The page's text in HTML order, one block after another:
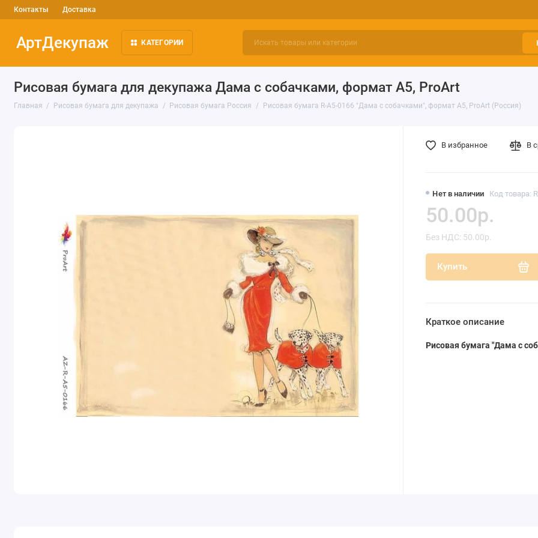
Контакты Доставка
АртДекупаж КАТЕГОРИИ
Рисовая бумага для декупажа Дама с собачками, формат А5, ProArt
Главная Рисовая бумага для декупажа Рисовая бумага Россия Рисовая бумага R-A5-0166 "Дама с собачками", формат А5, ProArt (Россия)
Нет в наличии Код товара:
50.00р.
Без НДС: 50.00р.
Купить
В избранное В
Краткое описание
Рисовая бумага "Дама с